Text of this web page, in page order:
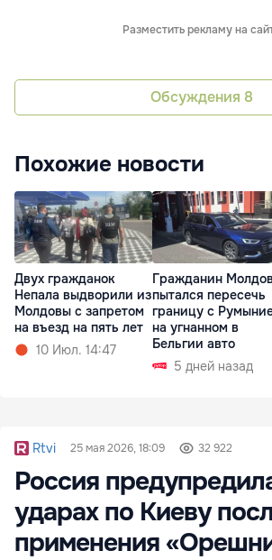
Разместить рекламу на
Обсуждения 8
Похожие новости
Двух гражданок
Непала выдворили из
Молдовы с запретом
на въезд на пять лет
10 Июл. 14:47
Гражданин
пытался пересечь
границу с
на угнанном в
Бельгии авто
5 дней назад
Rtvi 25 мая 2026, 18:09 32 922
Россия
ударах по Киеву
применения